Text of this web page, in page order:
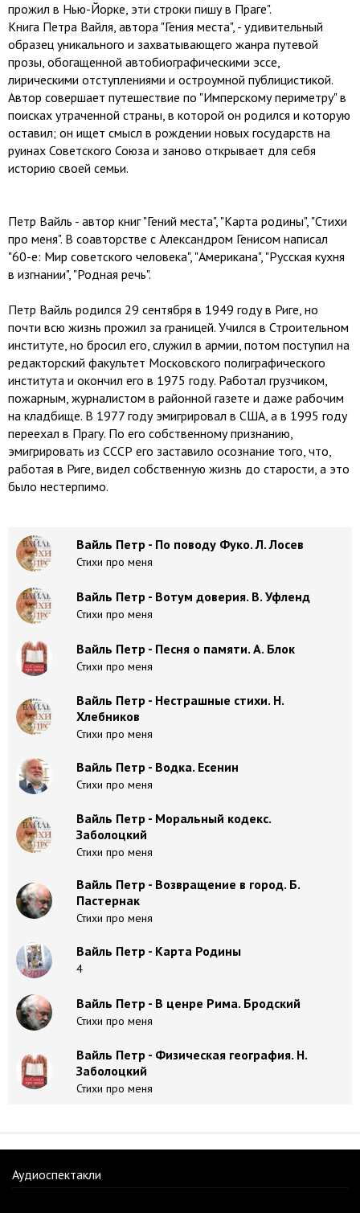
прожил в Нью-Йорке, эти строки пишу в Праге".
Книга Петра Вайля, автора "Гения места", - удивительный
образец уникального и захватывающего жанра путевой
прозы, обогащенной автобиографическими эссе,
лирическими отступлениями и остроумной публицистикой.
Автор совершает путешествие по "Имперскому периметру" в
поисках утраченной страны, в которой он родился и которую
оставил; он ищет смысл в рождении новых государств на
руинах Советского Союза и заново открывает для себя
историю своей семьи.
Петр Вайль - автор книг "Гений места", "Карта родины", "Стихи
про меня". В соавторстве с Александром Генисом написал
"60-е: Мир советского человека", "Американа", "Русская кухня
в изгнании", "Родная речь".
Петр Вайль родился 29 сентября в 1949 году в Риге, но
почти всю жизнь прожил за границей. Учился в Строительном
институте, но бросил его, служил в армии, потом поступил на
редакторский факультет Московского полиграфического
института и окончил его в 1975 году. Работал грузчиком,
пожарным, журналистом в районной газете и даже рабочим
на кладбище. В 1977 году эмигрировал в США, а в 1995 году
переехал в Прагу. По его собственному признанию,
эмигрировать из СССР его заставило осознание того, что,
работая в Риге, видел собственную жизнь до старости, а это
было нестерпимо.
Вайль Петр - По поводу Фуко. Л. Лосев
Стихи про меня
Вайль Петр - Вотум доверия. В. Уфленд
Стихи про меня
Вайль Петр - Песня о памяти. А. Блок
Стихи про меня
Вайль Петр - Нестрашные стихи. Н.
Хлебников
Стихи про меня
Вайль Петр - Водка. Есенин
Стихи про меня
Вайль Петр - Моральный кодекс.
Заболоцкий
Стихи про меня
Вайль Петр - Возвращение в город. Б.
Пастернак
Стихи про меня
Вайль Петр - Карта Родины
4
Вайль Петр - В ценре Рима. Бродский
Стихи про меня
Вайль Петр - Физическая география. Н.
Заболоцкий
Стихи про меня
Аудиоспектакли